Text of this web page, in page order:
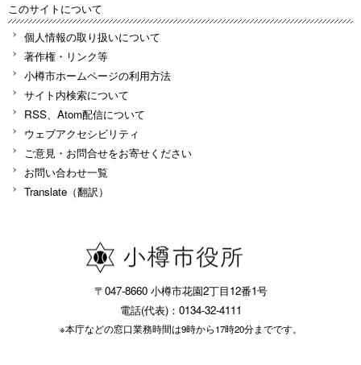
このサイトについて
個人情報の取り扱いについて
著作権・リンク等
小樽市ホームページの利用方法
サイト内検索について
RSS、Atom配信について
ウェブアクセシビリティ
ご意見・お問合せをお寄せください
お問い合わせ一覧
Translate（翻訳）
〒047-8660 小樽市花園2丁目12番1号
電話(代表)：0134-32-4111
※本庁などの窓口業務時間は9時から17時20分までです。